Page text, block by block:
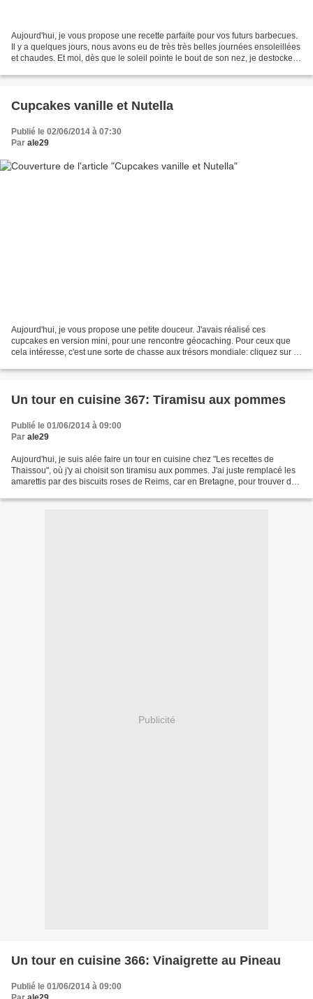
Aujourd'hui, je vous propose une recette parfaite pour vos futurs barbecues.
Il y a quelques jours, nous avons eu de très très belles journées ensoleillées
et chaudes. Et moi, dès que le soleil pointe le bout de son nez, je destocke le
Cupcakes vanille et Nutella
Publié le 02/06/2014 à 07:30
Par ale29
Aujourd'hui, je vous propose une petite douceur. J'avais réalisé ces
cupcakes en version mini, pour une rencontre géocaching. Pour ceux que
cela intéresse, c'est une sorte de chasse aux trésors mondiale: cliquez sur le
Un tour en cuisine 367: Tiramisu aux pommes
Publié le 01/06/2014 à 09:00
Par ale29
Aujourd'hui, je suis alée faire un tour en cuisine chez "Les recettes de
Thaissou", où j'y ai choisit son tiramisu aux pommes. J'ai juste remplacé les
amarettis par des biscuits roses de Reims, car en Bretagne, pour trouver des
Publicité
Un tour en cuisine 366: Vinaigrette au Pineau
Publié le 01/06/2014 à 09:00